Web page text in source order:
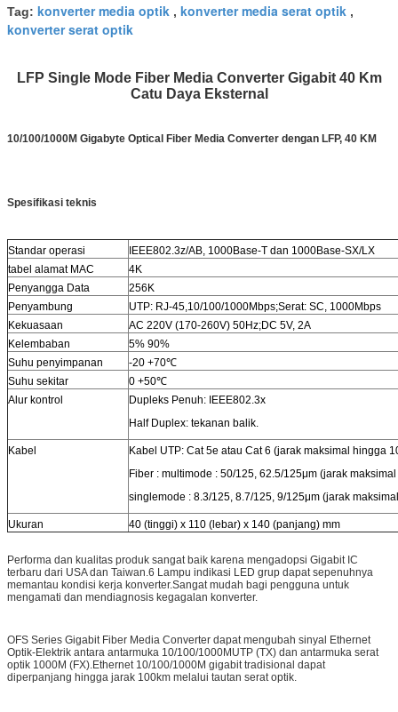
Tag: konverter media optik , konverter media serat optik ,
konverter serat optik
LFP Single Mode Fiber Media Converter Gigabit 40 Km
Catu Daya Eksternal
10/100/1000M Gigabyte Optical Fiber Media Converter dengan LFP, 40 KM
Spesifikasi teknis
Standar operasi
IEEE802.3z/AB, 1000Base-T dan 1000Base-SX/LX
tabel alamat MAC
4K
Penyangga Data
256K
Penyambung
UTP: RJ-45,10/100/1000Mbps;Serat: SC, 1000Mbps
Kekuasaan
AC 220V (170-260V) 50Hz;DC 5V, 2A
Kelembaban
5% 90%
Suhu penyimpanan
-20 +70℃
Suhu sekitar
0 +50℃
Alur kontrol
Dupleks Penuh: IEEE802.3x
Half Duplex: tekanan balik.
Kabel
Kabel UTP: Cat 5e atau Cat 6 (jarak maksimal hingga
Fiber : multimode : 50/125, 62.5/125μm (jarak
singlemode : 8.3/125, 8.7/125, 9/125μm (jarak
Ukuran 40 (tinggi) x 110 (lebar) x 140 (panjang) mm
Performa dan kualitas produk sangat baik karena mengadopsi Gigabit IC
terbaru dari USA dan Taiwan.6 Lampu indikasi LED grup dapat sepenuhnya
memantau kondisi kerja konverter.Sangat mudah bagi pengguna untuk
mengamati dan mendiagnosis kegagalan konverter.
OFS Series Gigabit Fiber Media Converter dapat mengubah sinyal Ethernet
Optik-Elektrik antara antarmuka 10/100/1000MUTP (TX) dan antarmuka serat
optik 1000M (FX).Ethernet 10/100/1000M gigabit tradisional dapat
diperpanjang hingga jarak 100km melalui tautan serat optik.